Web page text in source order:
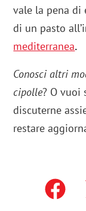
vale la pena di
di un pasto
mediterranea.
Conosci altri
cipolle? O vuoi
discuterne
restare